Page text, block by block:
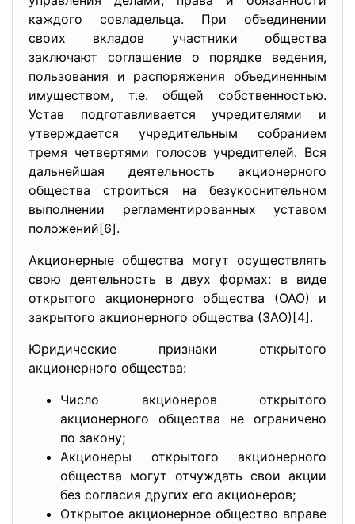
каждого совладельца. При объединении
своих вкладов участники общества
заключают соглашение о порядке ведения,
пользования и распоряжения объединенным
имуществом, т.е. общей собственностью.
Устав подготавливается учредителями и
утверждается учредительным собранием
тремя четвертями голосов учредителей. Вся
дальнейшая деятельность акционерного
общества строиться на безукоснительном
выполнении регламентированных уставом
положений[6].
Акционерные общества могут осуществлять
свою деятельность в двух формах: в виде
открытого акционерного общества (ОАО) и
закрытого акционерного общества (ЗАО)[4].
Юридические признаки открытого
акционерного общества:
Число акционеров открытого
акционерного общества не ограничено
по закону;
Акционеры открытого акционерного
общества могут отчуждать свои акции
без согласия других его акционеров;
Открытое акционерное общество вправе